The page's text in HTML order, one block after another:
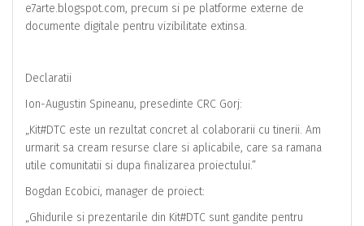
e7arte.blogspot.com, precum si pe platforme externe de
documente digitale pentru vizibilitate extinsa.
Declaratii
Ion-Augustin Spineanu, presedinte CRC Gorj:
„Kit#DTC este un rezultat concret al colaborarii cu tinerii. Am
urmarit sa cream resurse clare si aplicabile, care sa ramana
utile comunitatii si dupa finalizarea proiectului.”
Bogdan Ecobici, manager de proiect:
„Ghidurile si prezentarile din Kit#DTC sunt gandite pentru